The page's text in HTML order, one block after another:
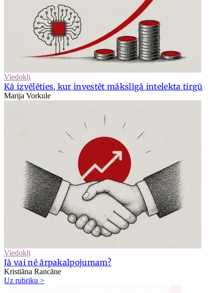
Viedokļi
Kā izvēlēties, kur investēt mākslīgā intelekta tirgū
Marija Vorkule
Viedokļi
Jā vai nē ārpakalpojumam?
Kristiāna Rancāne
Uz rubriku >